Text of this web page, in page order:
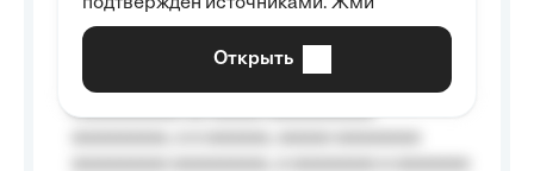
aaaaaaaaaa aaa, a aaaaaaaaaa, aaaaaa
aaaaaa a aaaaaa.
Aaaaaa-aaaaaaaaaaa aaaaaa
Aaaaaaaaaa aa aaaaa aaaaaaaaaa
Открыть